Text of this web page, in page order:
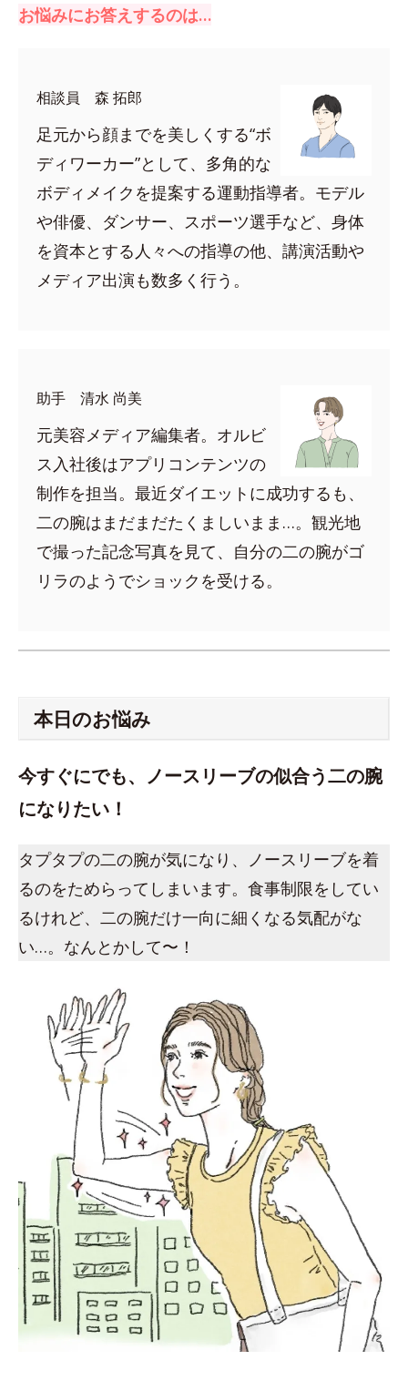
お悩みにお答えするのは…
相談員 森 拓郎
足元から顔までを美しくする“ボ
ディワーカー”として、多角的な
ボディメイクを提案する運動指導者。モデル
や俳優、ダンサー、スポーツ選手など、身体
を資本とする人々への指導の他、講演活動や
メディア出演も数多く行う。
助手 清水 尚美
元美容メディア編集者。オルビ
ス入社後はアプリコンテンツの
制作を担当。最近ダイエットに成功するも、
二の腕はまだまだたくましいまま…。観光地
で撮った記念写真を見て、自分の二の腕がゴ
リラのようでショックを受ける。
本日のお悩み
今すぐにでも、ノースリーブの似合う二の腕
になりたい！
タプタプの二の腕が気になり、ノースリーブを着
るのをためらってしまいます。食事制限をしてい
るけれど、二の腕だけ一向に細くなる気配がな
い…。なんとかして〜！